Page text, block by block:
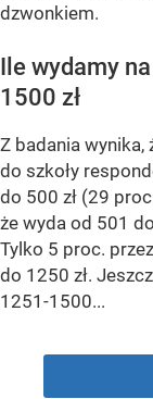
dzwonkiem.
Ile wydamy
1500 zł
Z badania
do szkoły
do 500 zł (29
że wyda od 501
Tylko 5 proc.
do 1250 zł.
1251-1500...